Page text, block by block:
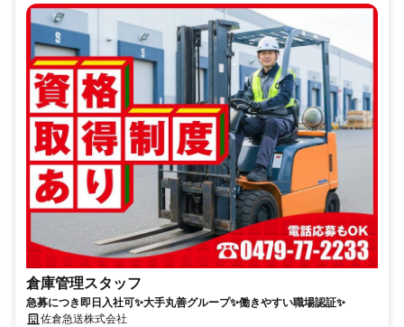
倉庫管理スタッフ
急募につき即日入社可✨大手丸善グループ✨働きやすい職場認証✨
佐倉急送株式会社